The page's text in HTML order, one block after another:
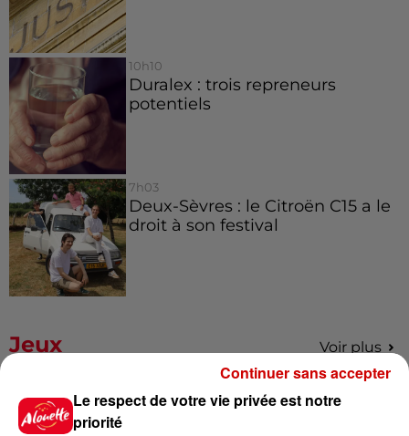
10h10
Duralex : trois repreneurs
potentiels
7h03
Deux-Sèvres : le Citroën C15 a le
droit à son festival
Jeux Voir plus
Gagnez vos places pour le
Festival du Roi Arthur 2026 !
Le respect de votre vie privée est notre
priorité
Continuer sans accepter